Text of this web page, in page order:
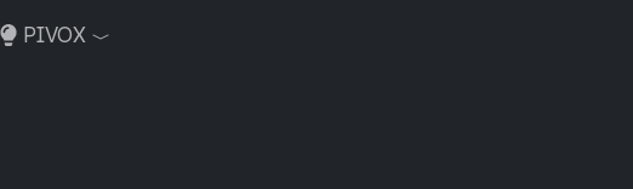
Dropdown
PIVOX Toggle Dropdown